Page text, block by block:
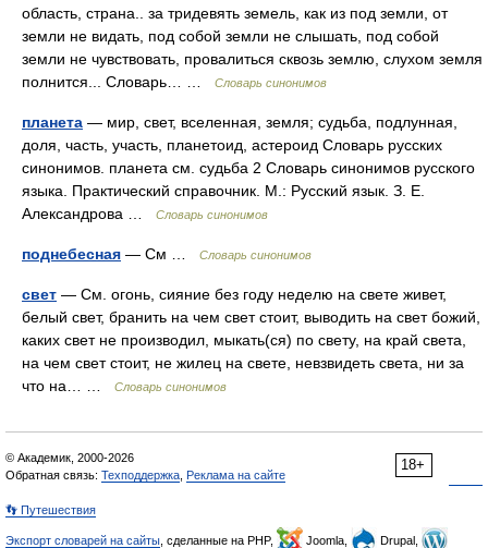
область, страна.. за тридевять земель, как из под земли, от
земли не видать, под собой земли не слышать, под собой
земли не чувствовать, провалиться сквозь землю, слухом земля
полнится... Словарь… …
Словарь синонимов
планета — мир, свет, вселенная, земля; судьба, подлунная,
доля, часть, участь, планетоид, астероид Словарь русских
синонимов. планета см. судьба 2 Словарь синонимов русского
языка. Практический справочник. М.: Русский язык. З. Е.
Александрова …
Словарь синонимов
поднебесная — См … Словарь синонимов
свет — См. огонь, сияние без году неделю на свете живет,
белый свет, бранить на чем свет стоит, выводить на свет божий,
каких свет не производил, мыкать(ся) по свету, на край света,
на чем свет стоит, не жилец на свете, невзвидеть света, ни за
что на… …
Словарь синонимов
18+
© Академик, 2000-2026
Обратная связь: Техподдержка Реклама на сайте
👣 Путешествия
Экспорт словарей на сайты , сделанные на PHP, Joomla,
Drupal,